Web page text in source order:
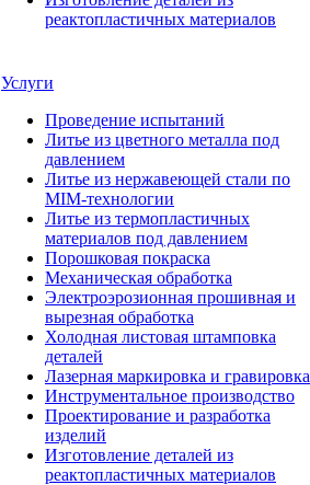
реактопластичных материалов
Услуги
Проведение испытаний
Литье из цветного металла под
давлением
Литье из нержавеющей стали по
MIM-технологии
Литье из термопластичных
материалов под давлением
Порошковая покраска
Механическая обработка
Электроэрозионная прошивная и
вырезная обработка
Холодная листовая штамповка
деталей
Лазерная маркировка и гравировка
Инструментальное производство
Проектирование и разработка
изделий
Изготовление деталей из
реактопластичных материалов